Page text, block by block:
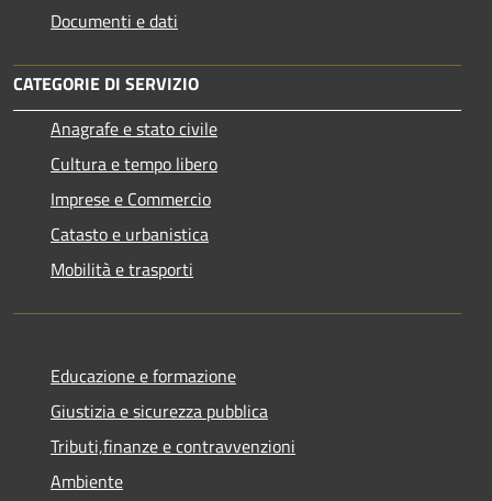
Documenti e dati
CATEGORIE DI SERVIZIO
Anagrafe e stato civile
Cultura e tempo libero
Imprese e Commercio
Catasto e urbanistica
Mobilità e trasporti
Educazione e formazione
Giustizia e sicurezza pubblica
Tributi,finanze e contravvenzioni
Ambiente